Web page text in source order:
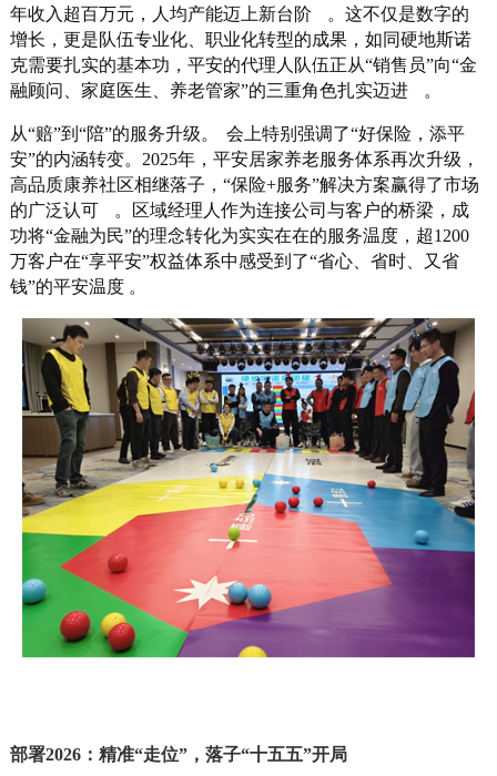
年收入超百万元，人均产能迈上新台阶
。这不仅是数字的
增长，更是队伍专业化、职业化转型的成果，如同硬地斯诺
克需要扎实的基本功，平安的代理人队伍正从“销售员”向“金
融顾问、家庭医生、养老管家”的三重角色扎实迈进
。
从“赔”到“陪”的服务升级。
会上特别强调了“好保险，添平
安”的内涵转变。2025年，平安居家养老服务体系再次升级，
高品质康养社区相继落子，“保险+服务”解决方案赢得了市场
的广泛认可
。区域经理人作为连接公司与客户的桥梁，成
功将“金融为民”的理念转化为实实在在的服务温度，超1200
万客户在“享平安”权益体系中感受到了“省心、省时、又省
钱”的平安温度 。
部署2026：精准“走位”，落子“十五五”开局